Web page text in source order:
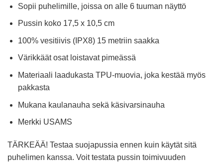
Sopii puhelimille, joissa on alle 6 tuuman näyttö
Pussin koko 17,5 x 10,5 cm
100% vesitiivis (IPX8) 15 metriin saakka
Värikkäät osat loistavat pimeässä
Materiaali laadukasta TPU-muovia, joka kestää myös
pakkasta
Mukana kaulanauha sekä käsivarsinauha
Merkki USAMS
​TÄRKEÄÄ! Testaa suojapussia ennen kuin käytät sitä
puhelimen kanssa. Voit testata pussin toimivuuden